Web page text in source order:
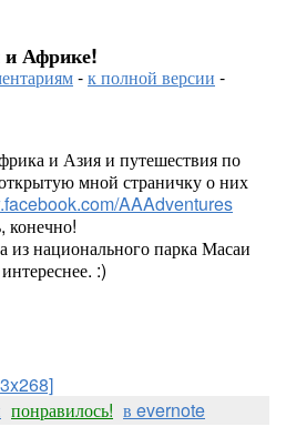
Африке!
-к полной версии -
и Азия и путешествия по
мной страничку о них
AAAdventures
конечно!
из национального парка Масаи
:)
понравилось! в evernote